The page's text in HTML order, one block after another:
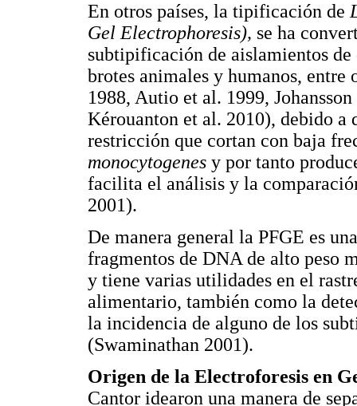
En otros países, la tipificación de
Gel Electrophoresis), se ha
subtipificación de aislamientos
brotes animales y humanos,
1988, Autio et al. 1999,
Kérouanton et al. 2010), debido a
restricción que cortan con baja
monocytogenes y por tanto
facilita el análisis y la
2001).
De manera general la PFGE es
fragmentos de DNA de alto peso
y tiene varias utilidades en el
alimentario, también como la
la incidencia de alguno de los
(Swaminathan 2001).
Origen de la Electroforesis en
Cantor idearon una manera de